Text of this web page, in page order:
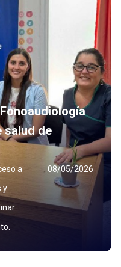
salud de
a
y
08/05/2026